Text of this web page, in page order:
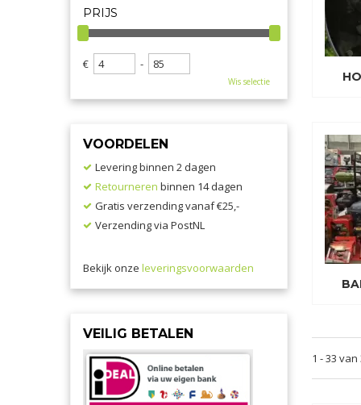
1 - 33
PRIJS
€ -
Wis selectie
VOORDELEN
Levering binnen 2 dagen
Retourneren binnen 14 dagen
Gratis verzending vanaf €25,-
Verzending via PostNL
Bekijk onze leveringsvoorwaarden
VEILIG BETALEN